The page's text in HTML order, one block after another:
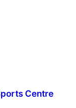
Centre